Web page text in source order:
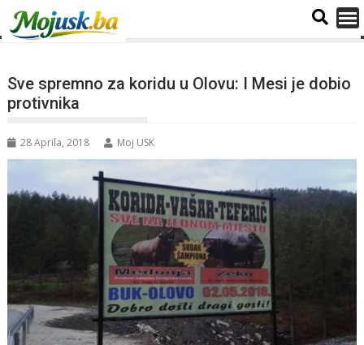
Sve spremno za koridu u Olovu: I Mesi je dobio
protivnika
28 Aprila, 2018 Moj USK